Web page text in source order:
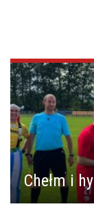
Chełm i